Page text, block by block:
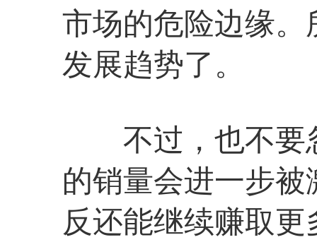
市场的危险边缘。
发展趋势了。
不过，也不要忽
的销量会进一步
反还能继续赚取